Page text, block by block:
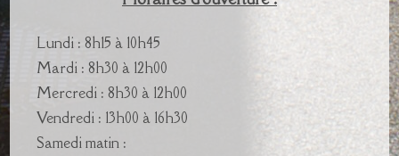
Lundi : 8h15 à 10h45
Mardi : 8h30 à 12h00
Mercredi : 8h30 à 12h00
Vendredi : 13h00 à 16h30
Samedi matin :